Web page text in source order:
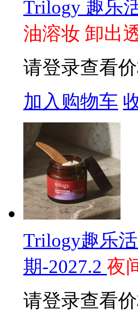
Trilogy 趣乐
油溶妆 卸出
请登录查看
加入购物车
Trilogy趣乐
期-2027.2 夜
请登录查看